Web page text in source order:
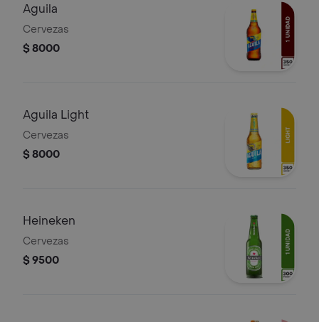
Aguila
Cervezas
$ 8000
Aguila Light
Cervezas
$ 8000
Heineken
Cervezas
$ 9500